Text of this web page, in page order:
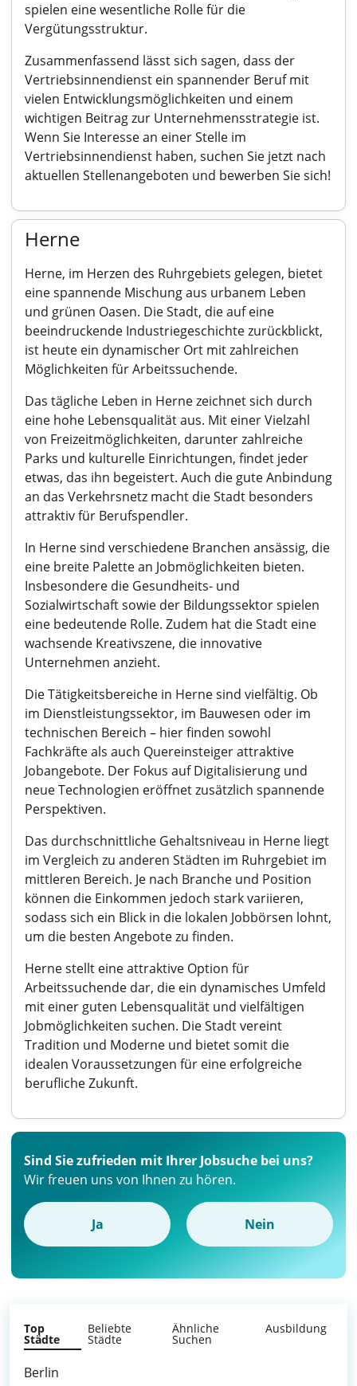
spielen eine wesentliche Rolle für die
Vergütungsstruktur.
Zusammenfassend lässt sich sagen, dass der
Vertriebsinnendienst ein spannender Beruf mit
vielen Entwicklungsmöglichkeiten und einem
wichtigen Beitrag zur Unternehmensstrategie ist.
Wenn Sie Interesse an einer Stelle im
Vertriebsinnendienst haben, suchen Sie jetzt nach
aktuellen Stellenangeboten und bewerben Sie sich!
Herne
Herne, im Herzen des Ruhrgebiets gelegen, bietet
eine spannende Mischung aus urbanem Leben
und grünen Oasen. Die Stadt, die auf eine
beeindruckende Industriegeschichte zurückblickt,
ist heute ein dynamischer Ort mit zahlreichen
Möglichkeiten für Arbeitssuchende.
Das tägliche Leben in Herne zeichnet sich durch
eine hohe Lebensqualität aus. Mit einer Vielzahl
von Freizeitmöglichkeiten, darunter zahlreiche
Parks und kulturelle Einrichtungen, findet jeder
etwas, das ihn begeistert. Auch die gute Anbindung
an das Verkehrsnetz macht die Stadt besonders
attraktiv für Berufspendler.
In Herne sind verschiedene Branchen ansässig, die
eine breite Palette an Jobmöglichkeiten bieten.
Insbesondere die Gesundheits- und
Sozialwirtschaft sowie der Bildungssektor spielen
eine bedeutende Rolle. Zudem hat die Stadt eine
wachsende Kreativszene, die innovative
Unternehmen anzieht.
Die Tätigkeitsbereiche in Herne sind vielfältig. Ob
im Dienstleistungssektor, im Bauwesen oder im
technischen Bereich – hier finden sowohl
Fachkräfte als auch Quereinsteiger attraktive
Jobangebote. Der Fokus auf Digitalisierung und
neue Technologien eröffnet zusätzlich spannende
Perspektiven.
Das durchschnittliche Gehaltsniveau in Herne liegt
im Vergleich zu anderen Städten im Ruhrgebiet im
mittleren Bereich. Je nach Branche und Position
können die Einkommen jedoch stark variieren,
sodass sich ein Blick in die lokalen Jobbörsen lohnt,
um die besten Angebote zu finden.
Herne stellt eine attraktive Option für
Arbeitssuchende dar, die ein dynamisches Umfeld
mit einer guten Lebensqualität und vielfältigen
Jobmöglichkeiten suchen. Die Stadt vereint
Tradition und Moderne und bietet somit die
idealen Voraussetzungen für eine erfolgreiche
berufliche Zukunft.
Sind Sie zufrieden mit Ihrer Jobsuche bei uns?
Wir freuen uns von Ihnen zu hören.
Ja Nein
Top
Städte
Beliebte
Städte
Ähnliche
Suchen
Ausbildung
Berlin